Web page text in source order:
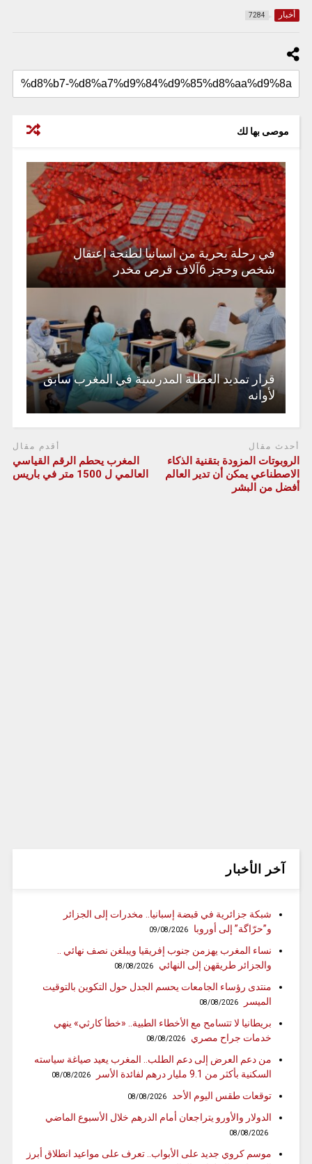
أخبار 7284
موصى بها لك
في رحلة بحرية من اسبانيا لطنجة اعتقال
شخص وحجز 6آلاف قرص مخدر
قرار تمديد العطلة المدرسية في المغرب سابق
لأوانه
أحدث مقال
الروبوتات المزودة بتقنية الذكاء
الاصطناعي يمكن أن تدير العالم
أفضل من البشر
أقدم مقال
المغرب يحطم الرقم القياسي
العالمي ل 1500 متر في باريس
آخر الأخبار
شبكة جزائرية في قبضة إسبانيا.. مخدرات إلى الجزائر
و”حرّاگة” إلى أوروبا
09/08/2026
نساء المغرب يهزمن جنوب إفريقيا ويبلغن نصف نهائي ..
والجزائر طريقهن إلى النهائي
08/08/2026
منتدى رؤساء الجامعات يحسم الجدل حول التكوين بالتوقيت
الميسر
08/08/2026
بريطانيا لا تتسامح مع الأخطاء الطبية.. «خطأ كارثي» ينهي
خدمات جراح مصري
08/08/2026
من دعم العرض إلى دعم الطلب.. المغرب يعيد صياغة سياسته
السكنية بأكثر من 9.1 مليار درهم لفائدة الأسر
08/08/2026
توقعات طقس اليوم الأحد 08/08/2026
الدولار والأورو يتراجعان أمام الدرهم خلال الأسبوع الماضي
08/08/2026
موسم كروي جديد على الأبواب.. تعرف على مواعيد انطلاق أبرز